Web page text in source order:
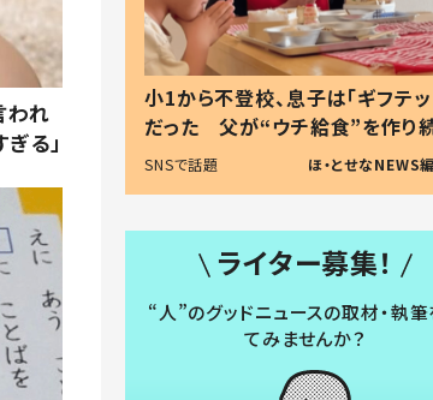
われ
る」
小1から不登校、息子は「ギフテッ
だった 父が“ウチ給食”を作り
る理由とは #令和の親 #令和の
SNSで話題 ほ・とせなNEWS
ライター募集！
“人”のグッドニュースの取材・執筆
てみませんか？